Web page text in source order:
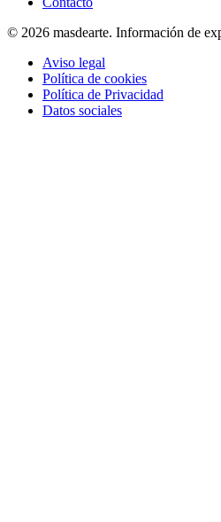
© 2026 masdearte. Información de
Aviso legal
Política de cookies
Política de Privacidad
Datos sociales